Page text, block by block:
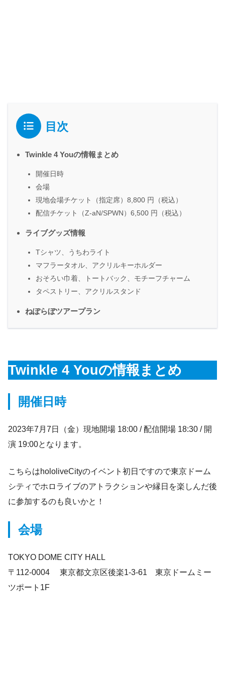
目次
Twinkle 4 Youの情報まとめ
開催日時
会場
現地会場チケット（指定席）8,800 円（税込）
配信チケット（Z-aN/SPWN）6,500 円（税込）
ライブグッズ情報
Tシャツ、うちわライト
マフラータオル、アクリルキーホルダー
おそろい巾着、トートバック、モチーフチャーム
タペストリー、アクリルスタンド
ねぽらぼツアープラン
Twinkle 4 Youの情報まとめ
開催日時
2023年7月7日（金）現地開場 18:00 / 配信開場 18:30 / 開
演 19:00となります。
こちらはhololiveCityのイベント初日ですので東京ドーム
シティでホロライブのアトラクションや縁日を楽しんだ後
に参加するのも良いかと！
会場
TOKYO DOME CITY HALL
〒112-0004 東京都文京区後楽1-3-61 東京ドームミー
ツポート1F